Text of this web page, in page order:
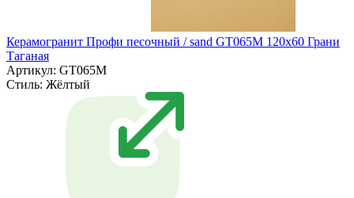
Керамогранит Профи песочный / sand GT065M 120х60 Грани
Таганая
Артикул: GT065M
Стиль: Жёлтый